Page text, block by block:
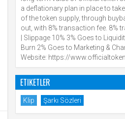
a deflationary plan in place to
of the token supply, through
out, with 8% transaction fee. 8%
| Slippage 10% 3% Goes to
Burn 2% Goes to Marketing &
Website: https://
ETIKETLER
Klip Şarkı Sözleri